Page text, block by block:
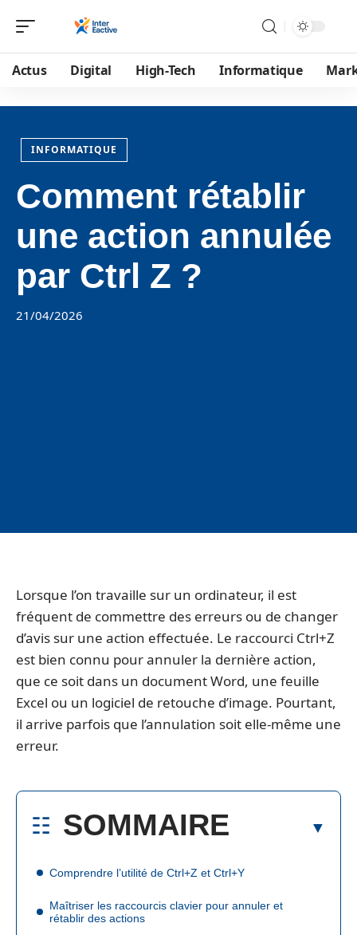
Actus Digital High-Tech Informatique
INFORMATIQUE
Comment rétablir
une action annulée
par Ctrl Z ?
21/04/2026
Lorsque l’on travaille sur un ordinateur, il est
fréquent de commettre des erreurs ou de changer
d’avis sur une action effectuée. Le raccourci Ctrl+Z
est bien connu pour annuler la dernière action,
que ce soit dans un document Word, une feuille
Excel ou un logiciel de retouche d’image. Pourtant,
il arrive parfois que l’annulation soit elle-même une
erreur.
SOMMAIRE
Comprendre l’utilité de Ctrl+Z et Ctrl+Y
Maîtriser les raccourcis clavier pour annuler et
rétablir des actions